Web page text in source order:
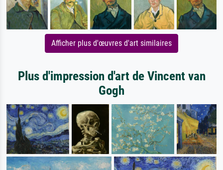
Afficher plus d'œuvres d'art similaires
Plus d'impression d'art de Vincent van
Gogh